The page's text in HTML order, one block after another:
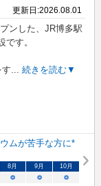
更新日:2026.08.01
ンした、JR博多駅
です。
... 続きを読む▼
ムが苦手な方に*
8月 9月 10月
○ ○ ○